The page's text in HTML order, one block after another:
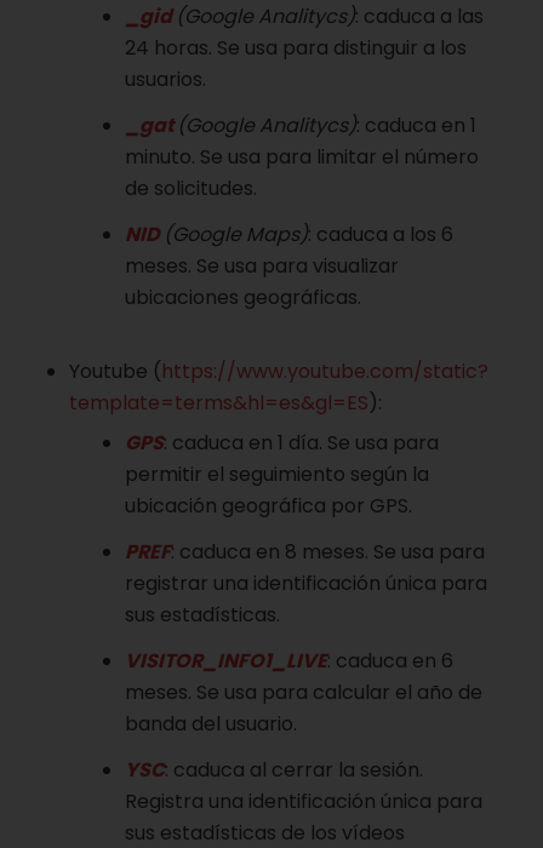
_gid(Google Analitycs): caduca a las
24 horas. Se usa para distinguir a los
usuarios.
_gat(Google Analitycs): caduca en 1
minuto. Se usa para limitar el número
de solicitudes.
NID (Google Maps): caduca a los 6
meses. Se usa para visualizar
ubicaciones geográficas.
Youtube (https://www.youtube.com/static?
template=terms&hl=es&gl=ES):
GPS: caduca en 1 día. Se usa para
permitir el seguimiento según la
ubicación geográfica por GPS.
PREF: caduca en 8 meses. Se usa para
registrar una identificación única para
sus estadísticas.
VISITOR_INFO1_LIVE: caduca en 6
meses. Se usa para calcular el año de
banda del usuario.
YSC: caduca al cerrar la sesión.
Registra una identificación única para
sus estadísticas de los vídeos